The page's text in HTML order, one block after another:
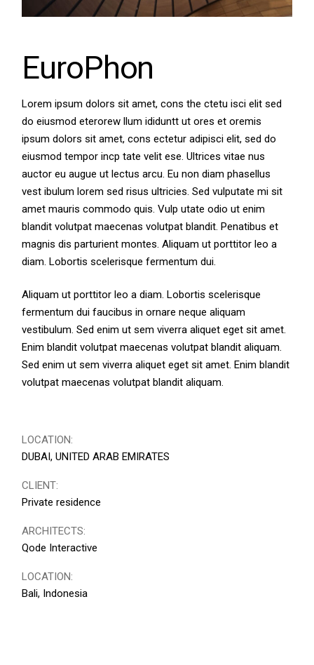
EuroPhon
Lorem ipsum dolors sit amet, cons the ctetu isci elit sed
do eiusmod eterorew llum ididuntt ut ores et oremis
ipsum dolors sit amet, cons ectetur adipisci elit, sed do
eiusmod tempor incp tate velit ese. Ultrices vitae nus
auctor eu augue ut lectus arcu. Eu non diam phasellus
vest ibulum lorem sed risus ultricies. Sed vulputate mi sit
amet mauris commodo quis. Vulp utate odio ut enim
blandit volutpat maecenas volutpat blandit. Penatibus et
magnis dis parturient montes. Aliquam ut porttitor leo a
diam. Lobortis scelerisque fermentum dui.
Aliquam ut porttitor leo a diam. Lobortis scelerisque
fermentum dui faucibus in ornare neque aliquam
vestibulum. Sed enim ut sem viverra aliquet eget sit amet.
Enim blandit volutpat maecenas volutpat blandit aliquam.
Sed enim ut sem viverra aliquet eget sit amet. Enim blandit
volutpat maecenas volutpat blandit aliquam.
LOCATION:
DUBAI, UNITED ARAB EMIRATES
CLIENT:
Private residence
ARCHITECTS:
Qode Interactive
LOCATION:
Bali, Indonesia